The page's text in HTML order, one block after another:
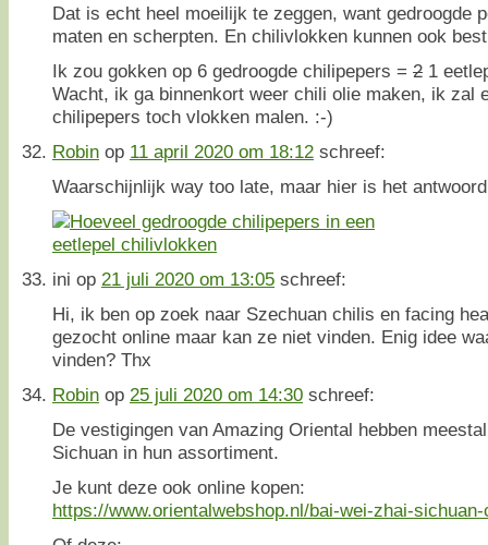
Dat is echt heel moeilijk te zeggen, want gedroogde
maten en scherpten. En chilivlokken kunnen ook
Ik zou gokken op 6 gedroogde chilipepers = 2 1
Wacht, ik ga binnenkort weer chili olie maken, ik zal
chilipepers toch vlokken malen. :-)
Robin op 11 april 2020 om 18:12 schreef:
Waarschijnlijk way too late, maar hier is het
ini op 21 juli 2020 om 13:05 schreef:
Hi, ik ben op zoek naar Szechuan chilis en facing
gezocht online maar kan ze niet vinden. Enig idee
vinden? Thx
Robin op 25 juli 2020 om 14:30 schreef:
De vestigingen van Amazing Oriental hebben
Sichuan in hun assortiment.
Je kunt deze ook online kopen:
https://www.orientalwebshop.nl/bai-wei-zhai-